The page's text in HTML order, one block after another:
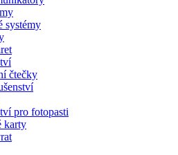
systémy
čtečky
pro fotopasti
karty